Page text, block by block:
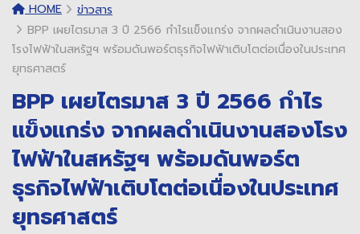
HOME
ข่าวสาร
BPP เผยไตรมาส 3 ปี 2566 กำไรแข็งแกร่ง จากผลดำเนินงานสอง
โรงไฟฟ้าในสหรัฐฯ พร้อมดันพอร์ตธุรกิจไฟฟ้าเติบโตต่อเนื่องในประเทศ
ยุทธศาสตร์
BPP เผยไตรมาส 3 ปี 2566 กำไร
แข็งแกร่ง จากผลดำเนินงานสองโรง
ไฟฟ้าในสหรัฐฯ พร้อมดันพอร์ต
ธุรกิจไฟฟ้าเติบโตต่อเนื่องในประเทศ
ยุทธศาสตร์